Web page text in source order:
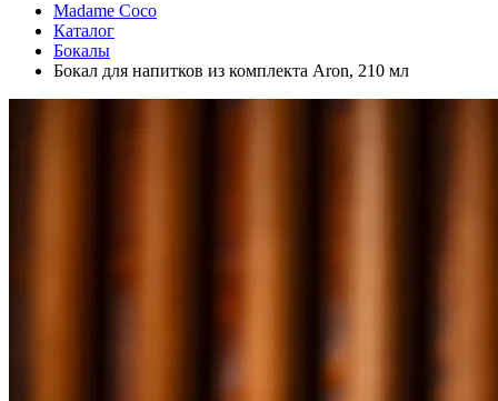
Madame Coco
Каталог
Бокалы
Бокал для напитков из комплекта Aron, 210 мл